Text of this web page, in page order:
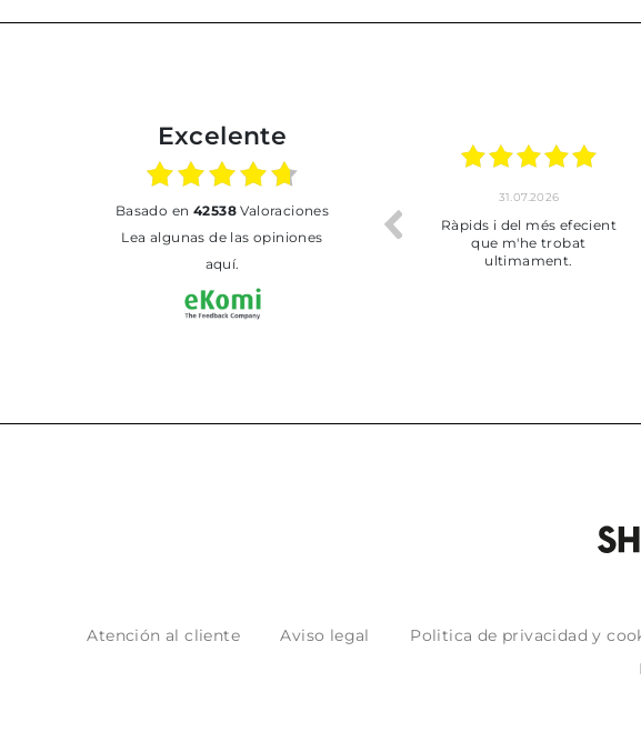
Excelente
basado en 42538Valoraciones
Lea algunas de las opiniones
aquí.
servicio
Ràpids i del més efecient
que m'he trobat
Bien pero
y no me
Atención al cliente Aviso legal Politica de privacidad y